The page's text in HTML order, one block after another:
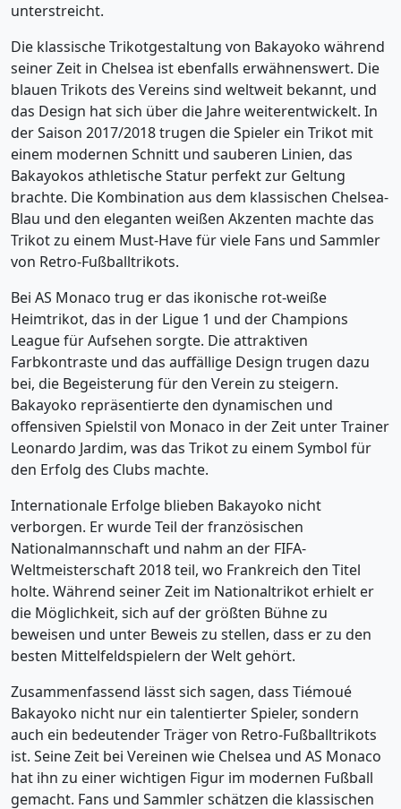
unterstreicht.
Die klassische Trikotgestaltung von Bakayoko während
seiner Zeit in Chelsea ist ebenfalls erwähnenswert. Die
blauen Trikots des Vereins sind weltweit bekannt, und
das Design hat sich über die Jahre weiterentwickelt. In
der Saison 2017/2018 trugen die Spieler ein Trikot mit
einem modernen Schnitt und sauberen Linien, das
Bakayokos athletische Statur perfekt zur Geltung
brachte. Die Kombination aus dem klassischen Chelsea-
Blau und den eleganten weißen Akzenten machte das
Trikot zu einem Must-Have für viele Fans und Sammler
von Retro-Fußballtrikots.
Bei AS Monaco trug er das ikonische rot-weiße
Heimtrikot, das in der Ligue 1 und der Champions
League für Aufsehen sorgte. Die attraktiven
Farbkontraste und das auffällige Design trugen dazu
bei, die Begeisterung für den Verein zu steigern.
Bakayoko repräsentierte den dynamischen und
offensiven Spielstil von Monaco in der Zeit unter Trainer
Leonardo Jardim, was das Trikot zu einem Symbol für
den Erfolg des Clubs machte.
Internationale Erfolge blieben Bakayoko nicht
verborgen. Er wurde Teil der französischen
Nationalmannschaft und nahm an der FIFA-
Weltmeisterschaft 2018 teil, wo Frankreich den Titel
holte. Während seiner Zeit im Nationaltrikot erhielt er
die Möglichkeit, sich auf der größten Bühne zu
beweisen und unter Beweis zu stellen, dass er zu den
besten Mittelfeldspielern der Welt gehört.
Zusammenfassend lässt sich sagen, dass Tiémoué
Bakayoko nicht nur ein talentierter Spieler, sondern
auch ein bedeutender Träger von Retro-Fußballtrikots
ist. Seine Zeit bei Vereinen wie Chelsea und AS Monaco
hat ihn zu einer wichtigen Figur im modernen Fußball
gemacht. Fans und Sammler schätzen die klassischen